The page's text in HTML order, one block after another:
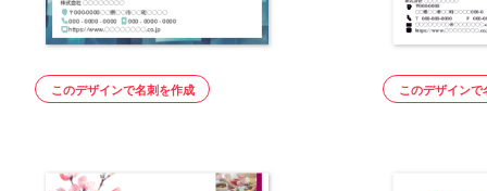
このデザインで名刺を作成 このデザインで